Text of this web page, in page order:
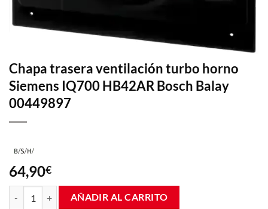
Chapa trasera ventilación turbo horno
Siemens IQ700 HB42AR Bosch Balay
00449897
64,90€
Chapa trasera ventilación turbo horno Siemens IQ700 HB42AR
AÑADIR AL CARRITO